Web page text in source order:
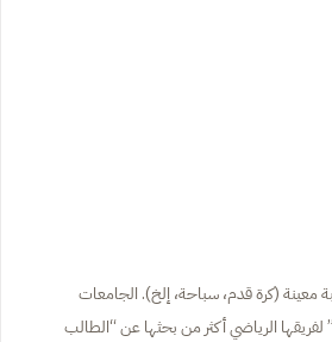
معينة (كرة قدم، سباحة، إلخ). الجامعات
الرياضي أكثر من بحثها عن “الطالب